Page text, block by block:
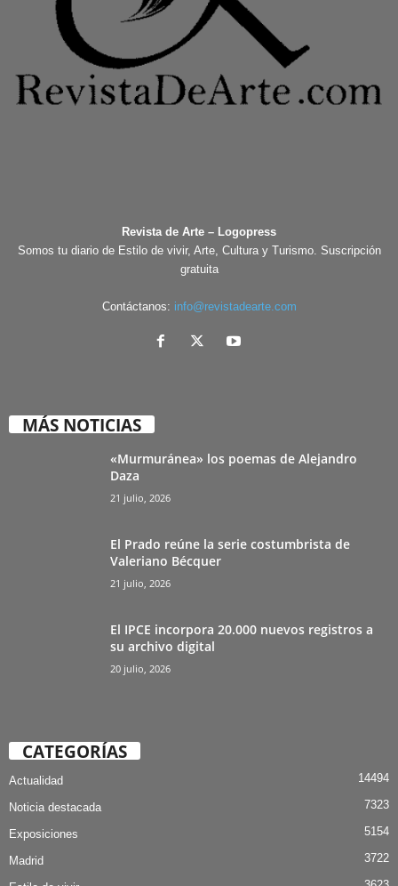
Revista de Arte – Logopress
Somos tu diario de Estilo de vivir, Arte, Cultura y Turismo. Suscripción
gratuita
Contáctanos: info@revistadearte.com
MÁS NOTICIAS
«Murmuránea» los poemas de Alejandro
Daza
21 julio, 2026
El Prado reúne la serie costumbrista de
Valeriano Bécquer
21 julio, 2026
El IPCE incorpora 20.000 nuevos registros a
su archivo digital
20 julio, 2026
CATEGORÍAS
Actualidad 14494
Noticia destacada 7323
Exposiciones 5154
Madrid 3722